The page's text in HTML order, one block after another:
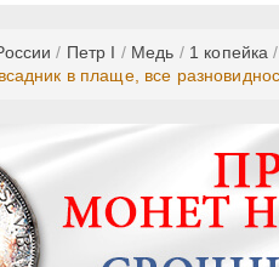
/ Пeтр I / Медь / 1 копейка /
в плаще, все